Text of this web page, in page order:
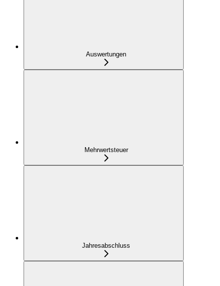
Auswertungen
Mehrwertsteuer
Jahresabschluss